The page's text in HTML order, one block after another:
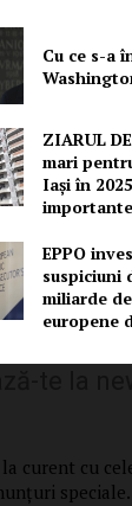
Cu ce s-a
ZIARUL
mari
Iași în
EPPO
suspiciuni
miliarde
europene
curent cu
speciale.